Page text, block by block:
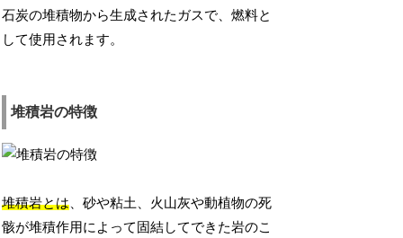
石炭の堆積物から生成されたガスで、燃料と
して使用されます。
堆積岩の特徴
堆積岩とは、砂や粘土、火山灰や動植物の死
骸が堆積作用によって固結してできた岩のこ